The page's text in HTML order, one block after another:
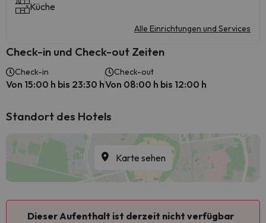
Küche
Alle Einrichtungen und Services
Check-in und Check-out Zeiten
Check-in
Von 15:00 h bis 23:30 h
Check-out
Von 08:00 h bis 12:00 h
Standort des Hotels
Karte sehen
Dieser Aufenthalt ist derzeit nicht verfügbar